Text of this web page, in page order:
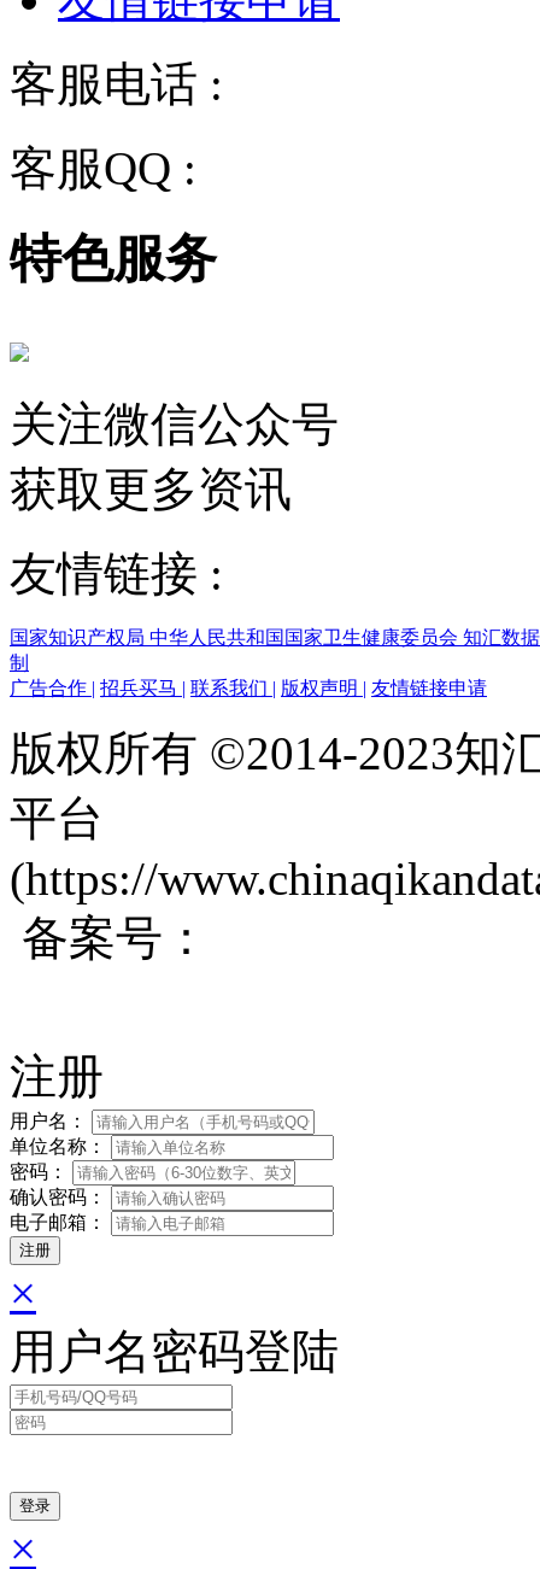
客服电话 :
客服QQ :
特色服务
关注微信公众号
获取更多资讯
友情链接 :
国家知识产权局 中华人民共和国国家卫生健康委员会 知汇数
制
广告合作 | 招兵买马 | 联系我们 | 版权声明 | 友情链接申请
版权所有 ©2014-2023知
平台
(https://
备案号：
注册
用户名：
单位名称：
密码：
确认密码：
电子邮箱：
×
用户名密码登陆
×